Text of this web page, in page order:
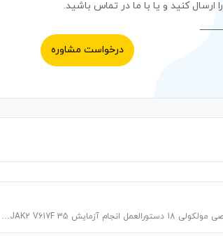
را ارسال کنید و یا با ما در تماس باشید.
درخواست مشاوره